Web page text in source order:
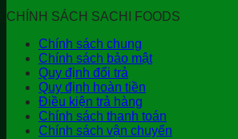
CHÍNH SÁCH SACHI FOODS
Chính sách chung
Chính sách bảo mật
Quy định đổi trả
Quy định hoàn tiền
Điều kiện trả hàng
Chính sách thanh toán
Chính sách vận chuyển